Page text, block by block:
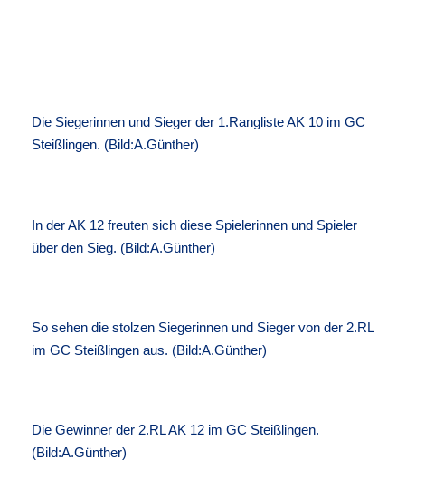
Die Siegerinnen und Sieger der 1.Rangliste AK 10 im GC
Steißlingen. (Bild:A.Günther)
In der AK 12 freuten sich diese Spielerinnen und Spieler
über den Sieg. (Bild:A.Günther)
So sehen die stolzen Siegerinnen und Sieger von der 2.RL
im GC Steißlingen aus. (Bild:A.Günther)
Die Gewinner der 2.RL AK 12 im GC Steißlingen.
(Bild:A.Günther)